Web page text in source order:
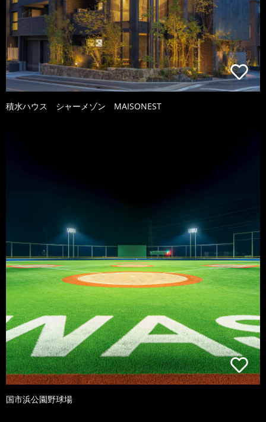
積水ハウス シャーメゾン MAISONEST
国市浜公園野球場